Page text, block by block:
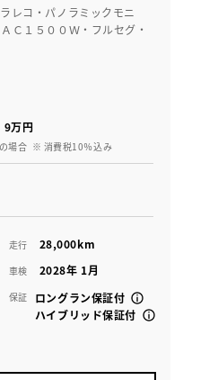
レコ・パノラミックモニ
Ｃ１５００Ｗ・フルセグ・
9万円
場合 ※ 消費税10％込み
走行 28,000km
車検 2028年 1月
保証
ロングラン保証付
ハイブリッド保証付